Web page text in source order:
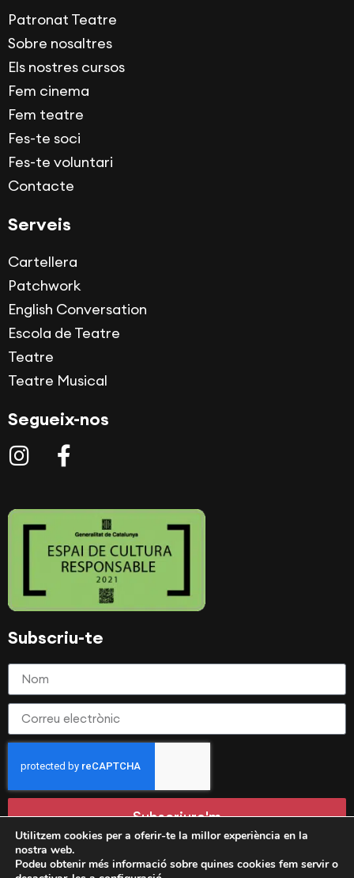
Patronat Teatre
Sobre nosaltres
Els nostres cursos
Fem cinema
Fem teatre
Fes-te soci
Fes-te voluntari
Contacte
Serveis
Cartellera
Patchwork
English Conversation
Escola de Teatre
Teatre
Teatre Musical
Segueix-nos
Subscriu-te
Subscriure'm
Avís legal Política de privadesa
Utilitzem cookies per a oferir-te la millor experiència en la
nostra web.
Podeu obtenir més informació sobre quines cookies fem servir o